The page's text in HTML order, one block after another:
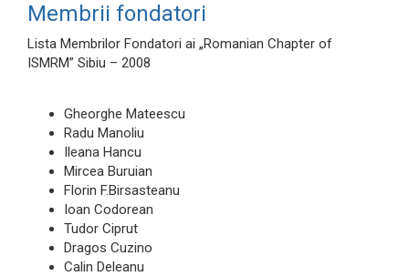
Membrii fondatori
Lista Membrilor Fondatori ai „Romanian Chapter of
ISMRM” Sibiu – 2008
Gheorghe Mateescu
Radu Manoliu
Ileana Hancu
Mircea Buruian
Florin F.Birsasteanu
Ioan Codorean
Tudor Ciprut
Dragos Cuzino
Calin Deleanu